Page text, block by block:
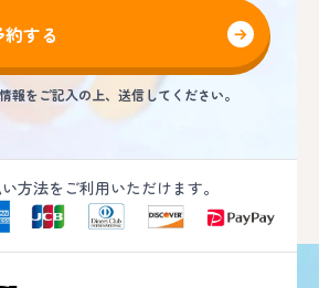
約する
報をご記入の上、送信してください。
方法をご利用いただけます。